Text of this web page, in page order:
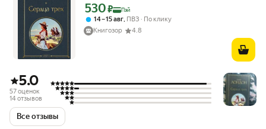
Цена с картой Яндекс Пэй 530 ₽ вместо
530₽ Пэй
14 – 15 авг, ПВЗ
По клику
Книгозор
4.8
5.0
57 оценок
14 отзывов
Все отзывы